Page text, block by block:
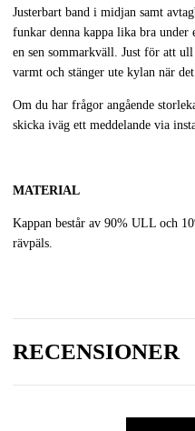
Justerbart band i midjan samt
funkar denna kappa lika bra
en sen sommarkväll. Just för att
varmt och stänger ute kylan när
Om du har frågor angående
skicka iväg ett meddelande via
MATERIAL
Kappan består av 90% ULL och
rävpäls.
RECENSIONER